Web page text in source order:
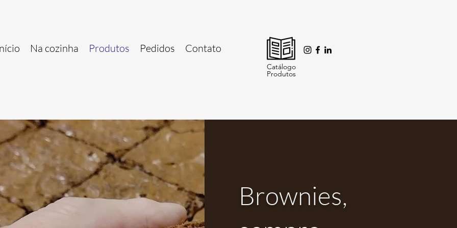
Na cozinha Produtos Pedidos Contato
Catálogo
Produtos
Brownies,